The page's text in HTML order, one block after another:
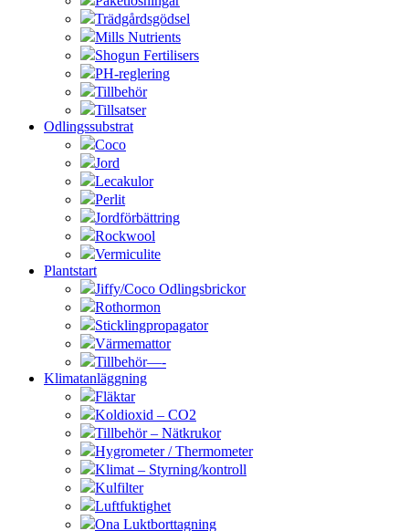
Trädgårdsgödsel
Mills Nutrients
Shogun Fertilisers
PH-reglering
Tillbehör
Tillsatser
Odlingssubstrat
Coco
Jord
Lecakulor
Perlit
Jordförbättring
Rockwool
Vermiculite
Plantstart
Jiffy/Coco Odlingsbrickor
Rothormon
Sticklingpropagator
Värmemattor
Tillbehör—-
Klimatanläggning
Fläktar
Koldioxid – CO2
Tillbehör – Nätkrukor
Hygrometer / Thermometer
Klimat – Styrning/kontroll
Kulfilter
Luftfuktighet
Ona Luktborttagning